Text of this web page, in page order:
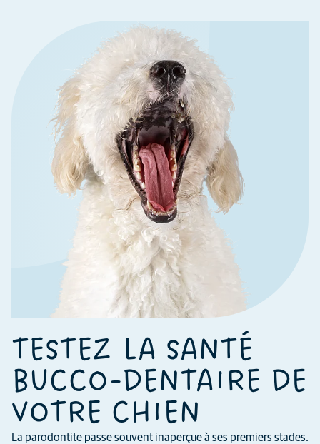
TESTEZ LA SANTÉ
BUCCO-DENTAIRE DE
VOTRE CHIEN
La parodontite passe souvent inaperçue à ses premiers stades.